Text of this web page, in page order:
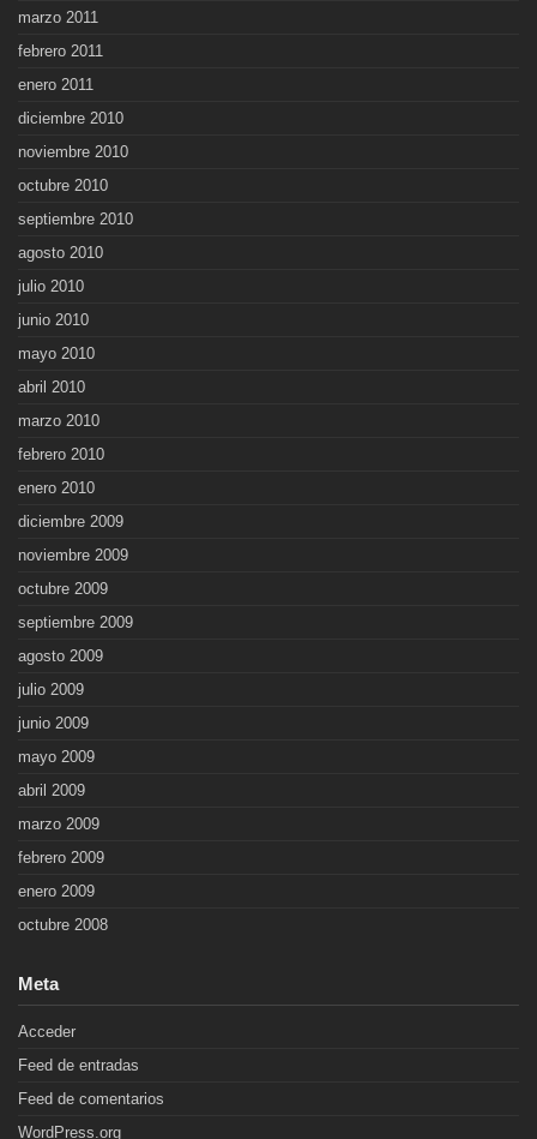
marzo 2011
febrero 2011
enero 2011
diciembre 2010
noviembre 2010
octubre 2010
septiembre 2010
agosto 2010
julio 2010
junio 2010
mayo 2010
abril 2010
marzo 2010
febrero 2010
enero 2010
diciembre 2009
noviembre 2009
octubre 2009
septiembre 2009
agosto 2009
julio 2009
junio 2009
mayo 2009
abril 2009
marzo 2009
febrero 2009
enero 2009
octubre 2008
Meta
Acceder
Feed de entradas
Feed de comentarios
WordPress.org